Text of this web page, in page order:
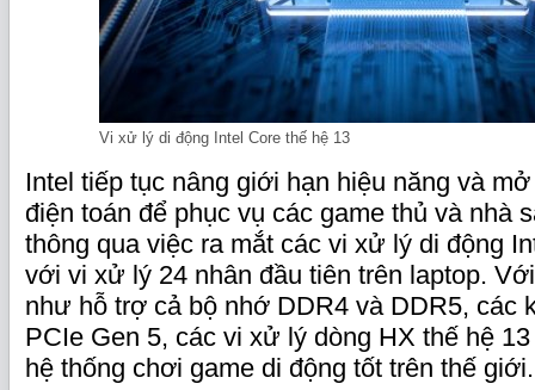
Vi xử lý di động Intel Core thế hệ 13
Intel tiếp tục nâng giới hạn hiệu năng và
điện toán để phục vụ các game thủ và nhà
thông qua việc ra mắt các vi xử lý di động
với vi xử lý 24 nhân đầu tiên trên laptop.
như hỗ trợ cả bộ nhớ DDR4 và DDR5, các
PCIe Gen 5, các vi xử lý dòng HX thế hệ
hệ thống chơi game di động tốt trên thế giới.